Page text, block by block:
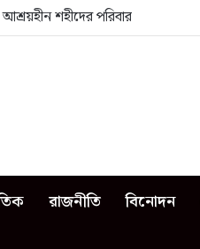
শহীদের পরিবার
রাজনীতি বিনোদন